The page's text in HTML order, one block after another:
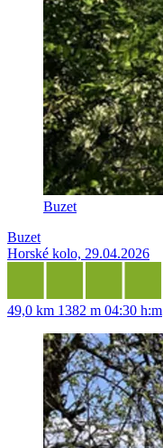
Buzet
Buzet
Horské kolo, 29.04.2026
49,0 km 1382 m 04:30 h:m